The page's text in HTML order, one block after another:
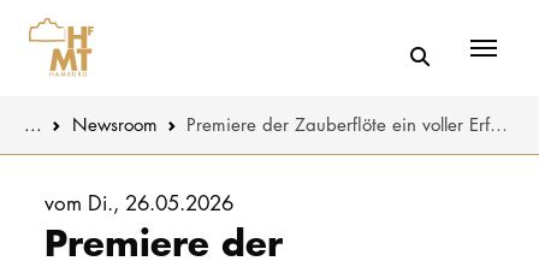
You are here:
... Newsroom Premiere der Zauberflöte ein voller Erfolg!
vom Di., 26.05.2026
Premiere der